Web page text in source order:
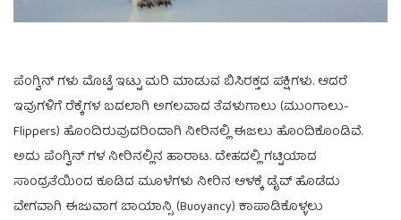
ಪೆಂಗ್ವಿನ್‌‌ ಗಳು ಮೊಟ್ಟೆ ಇಟ್ಟು ಮರಿ ಮಾಡುವ ಬಿಸಿರಕ್ತದ ಪಕ್ಷಿಗಳು. ಆದರೆ
ಇವುಗಳಿಗೆ ರೆಕ್ಕೆಗಳ ಬದಲಾಗಿ ಅಗಲವಾದ ತೆವಳುಗಾಲು (ಮುಂಗಾಲು-
Flippers) ಹೊಂದಿರುವುದರಿಂದಾಗಿ ನೀರಿನಲ್ಲಿ ಈಜಲು ಹೊಂದಿಕೊಂಡಿವೆ.
ಅದು ಪೆಂಗ್ವಿನ್‌‌ ಗಳ ನೀರಿನಲ್ಲಿನ ಹಾರಾಟ. ದೇಹದಲ್ಲಿ ಗಟ್ಟಿಯಾದ
ಸಾಂದ್ರತೆಯಿಂದ ಕೂಡಿದ ಮೂಳೆಗಳು ನೀರಿನ ಆಳಕ್ಕೆ ಡೈವ್ ಹೊಡೆದು
ವೇಗವಾಗಿ ಈಜುವಾಗ ಬಾಯಾನ್ಸಿ (Buoyancy) ಕಾಪಾಡಿಕೊಳ್ಳಲು